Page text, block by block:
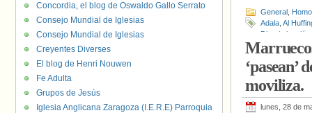
General
Adala Al
Discriminación
Mustafá Ramid
‘pasean’
moviliza.
lunes, 28 de
Concordia, el blog de Oswaldo Gallo Serrato
Consejo Mundial de Iglesias
Consejo Mundial de Iglesias
Creyentes Diverses
El blog de Henri Nouwen
Fe Adulta
Grupos de Jesús
Iglesia Anglicana Zaragoza (I.E.R.E) Parroquia